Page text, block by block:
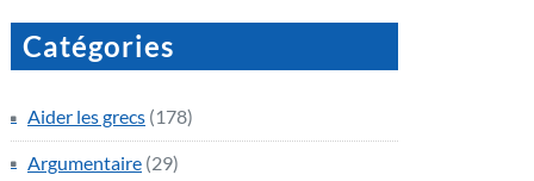
Catégories
Aider les grecs (178)
Argumentaire (29)